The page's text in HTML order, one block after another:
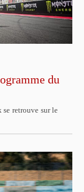
du
se retrouve sur le